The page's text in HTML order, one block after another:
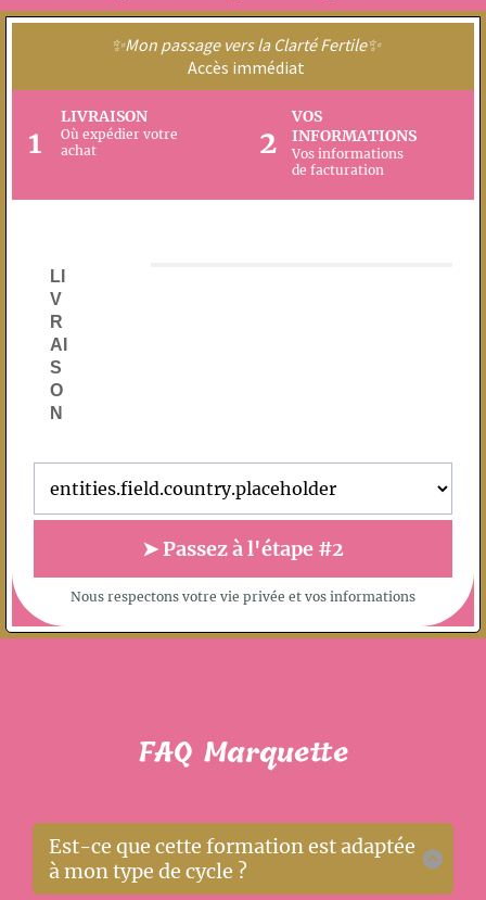
✨Mon passage vers la Clarté Fertile✨
Accès immédiat
1
LIVRAISON
Où expédier votre
achat
2
VOS
INFORMATIONS
Vos informations
de facturation
LI
V
R
AI
S
O
N
➤ Passez à l'étape #2
Nous respectons votre vie privée et vos informations
FAQ Marquette
Est-ce que cette formation est adaptée
à mon type de cycle ?
✅ La formation est faite pour toisi tes cycles